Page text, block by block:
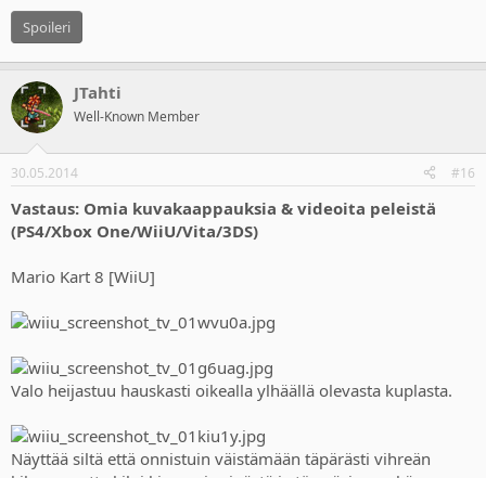
Spoileri
JTahti
Well-Known Member
30.05.2014 #16
Vastaus: Omia kuvakaappauksia & videoita peleistä
(PS4/Xbox One/WiiU/Vita/3DS)
Mario Kart 8 [WiiU]
Valo heijastuu hauskasti oikealla ylhäällä olevasta kuplasta.
Näyttää siltä että onnistuin väistämään täpärästi vihreän